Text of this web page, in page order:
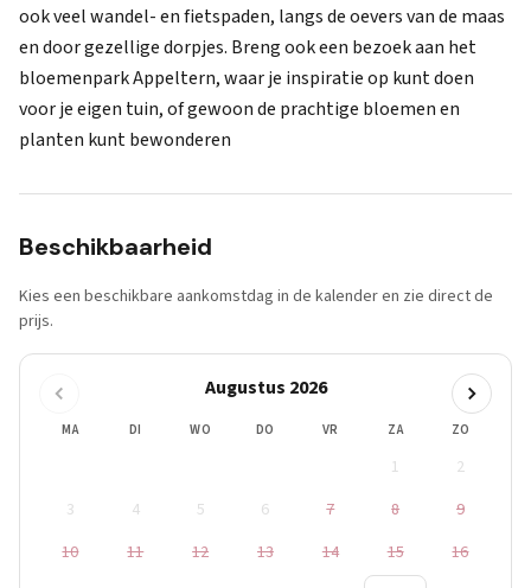
ook veel wandel- en fietspaden, langs de oevers van de maas
en door gezellige dorpjes. Breng ook een bezoek aan het
bloemenpark Appeltern, waar je inspiratie op kunt doen
voor je eigen tuin, of gewoon de prachtige bloemen en
planten kunt bewonderen
Beschikbaarheid
Kies een beschikbare aankomstdag in de kalender en zie direct de
prijs.
Augustus 2026
MA DI WO DO VR ZA ZO
1
2
3
4 5 6 7 8
9
10
11 12 13 14 15
16